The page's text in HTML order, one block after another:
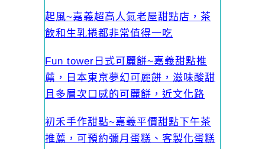
起風~嘉義超高人氣老屋甜點店，茶
飲和生乳捲都非常值得一吃
Fun tower日式可麗餅~嘉義甜點推
薦，日本東京夢幻可麗餅，滋味酸甜
且多層次口感的可麗餅，近文化路
初禾手作甜點~嘉義平價甜點下午茶
推薦，可預約彌月蛋糕、客製化蛋糕